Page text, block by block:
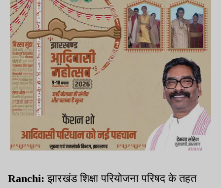
Ranchi:झारखंड शिक्षा परियोजना परिषद के तहत